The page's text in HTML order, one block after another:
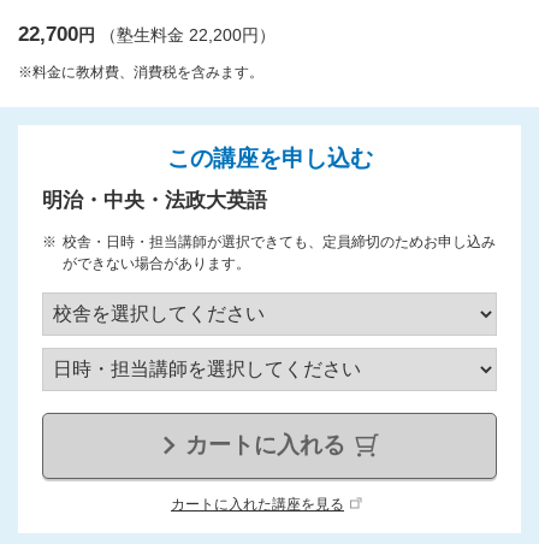
22,700円 （塾生料金 22,200円）
※料金に教材費、消費税を含みます。
この講座を申し込む
明治・中央・法政大英語
校舎・日時・担当講師が選択できても、定員締切のためお申し込み
ができない場合があります。
カートに入れる
カートに入れた講座を見る